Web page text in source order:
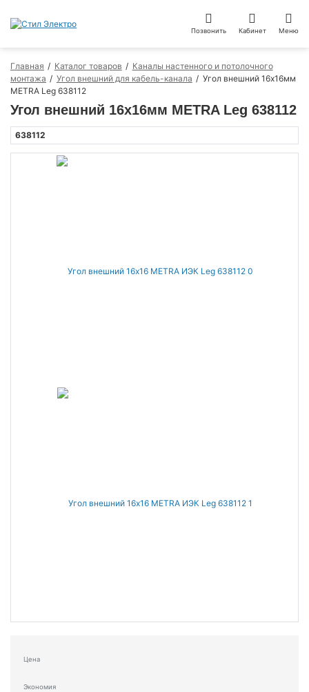
Позвонить Кабинет Меню
Главная Каталог товаров
Каналы настенного и потолочного
монтажа
Угол внешний для кабель-канала
Угол внешний 16х16мм
METRA Leg 638112
Угол внешний 16х16мм METRA Leg 638112
638112
Цена
Экономия